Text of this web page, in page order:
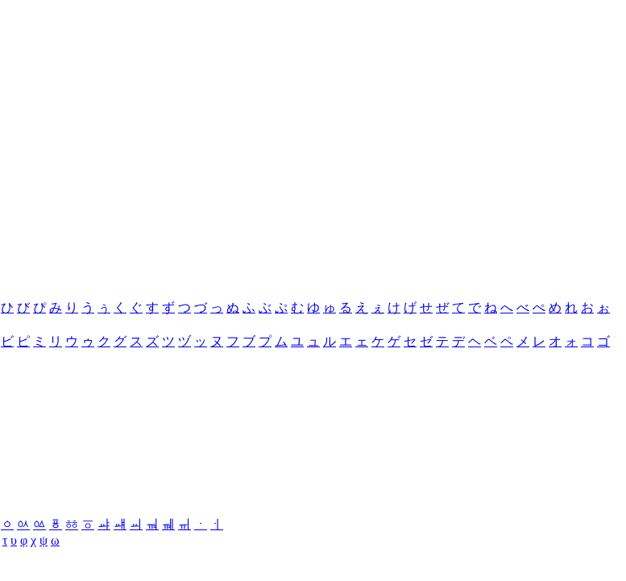
ひ び ぴ み り う ぅ く ぐ す ず つ づ っ ぬ ふ ぶ ぷ む ゆ ゅ る え ぇ け げ せ ぜ て で ね へ べ ぺ め れ お ぉ
ビ ピ ミ リ ウ ゥ ク グ ス ズ ツ ヅ ッ ヌ フ ブ プ ム ユ ュ ル エ ェ ケ ゲ セ ゼ テ デ ヘ ベ ペ メ レ オ ォ コ ゴ
ㆁ ㆂ ㆃ ㆄ ㆅ ㆆ ㆇ ㆈ ㆉ ㆊ ㆋ ㆌ ㆍ
ㆎ
τ υ φ χ ψ ω